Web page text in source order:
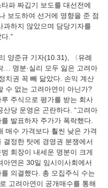
파 짜깁기 보도를 대선전에
보도하여 선거에 영향을 준 점
과하지 않았으며 담당기자를
.”
양준규 기자(10.31), 〈유례
… 명분·실리 모두 잃은 고려아
치권 꼭 빼 닮았다. 손익 계산
수 없는 고려아연이 아닌가?
루 주식으로 평가를 받는 회사
산당 운영은 곤란하다. “고려아
발표하자 주가가 폭락했다.
매수 가격보다 훨씬 낮은 가격
결정한 탓에 경영권 분쟁에서
회장이 내세운 명분이 크게
아연은 30일 임시이사회에서
의결했다. 총 모집주식 수는
고려아연이 공개매수를 통해